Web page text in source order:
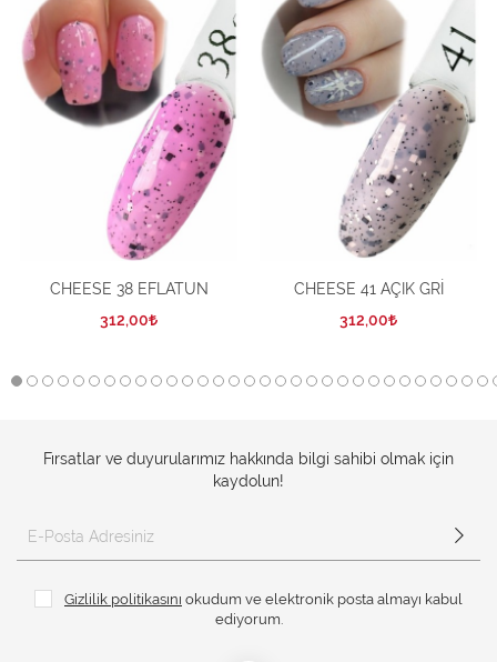
CHEESE 38 EFLATUN
312,00
CHEESE 41 AÇIK GRİ
312,00
Fırsatlar ve duyurularımız hakkında bilgi sahibi olmak için
kaydolun!
Gizlilik politikasını okudum ve elektronik posta almayı kabul
ediyorum.